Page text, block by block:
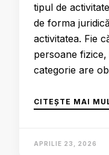
tipul de
de forma
activitatea. Fie
persoane
categorie are
CITEȘTE MAI
APRILIE 23, 2026